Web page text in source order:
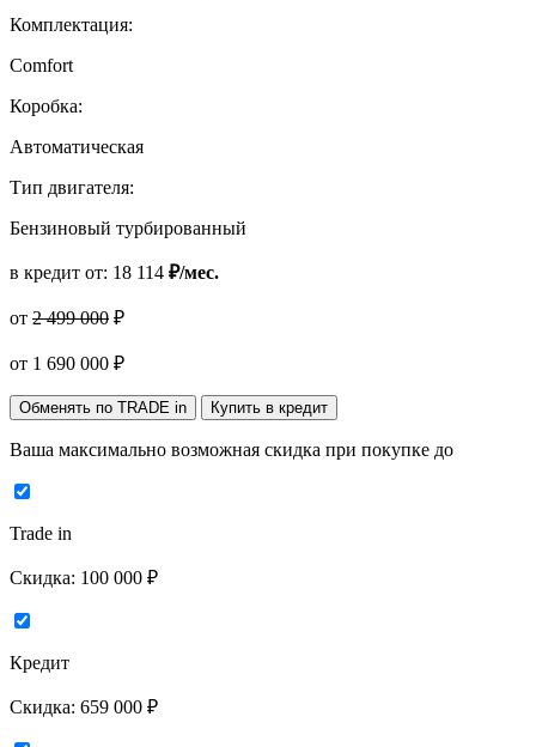
Комплектация:
Comfort
Коробка:
Автоматическая
Тип двигателя:
Бензиновый турбированный
в кредит от: 18 114 ₽/мес.
от 2 499 000 ₽
от 1 690 000 ₽
Обменять по TRADE in Купить в кредит
Ваша максимально возможная скидка при покупке до
Trade in
Скидка: 100 000 ₽
Кредит
Скидка: 659 000 ₽